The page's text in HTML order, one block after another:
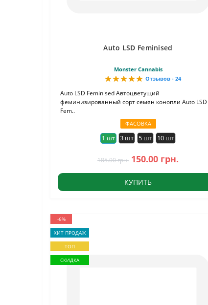
Auto LSD Feminised
Monster Cannabis
Отзывов - 24
Auto LSD Feminised Автоцветущий
феминизированный сорт семян конопли Auto LSD
Fem..
ФАСОВКА
1 шт 3 шт 5 шт 10 шт
185.00 грн. 150.00 грн.
КУПИТЬ
-6%
ХИТ ПРОДАЖ
ТОП
СКИДКА